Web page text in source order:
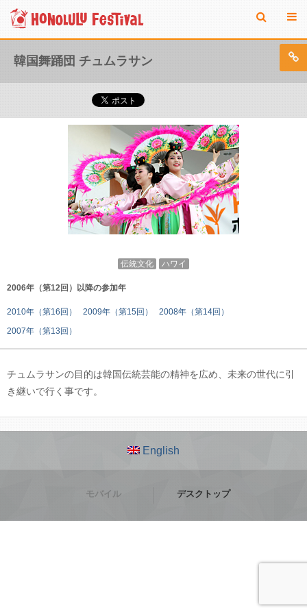
韓国舞踊団 チュムラサン
伝統文化 ハワイ
2006年（第12回）以降の参加年
2010年（第16回） 2009年（第15回）
2008年（第14回）
2007年（第13回）
チュムラサンの目的は韓国伝統芸能の精神を広め、未来の世代に引
き継いで行く事です。
English
モバイル デスクトップ